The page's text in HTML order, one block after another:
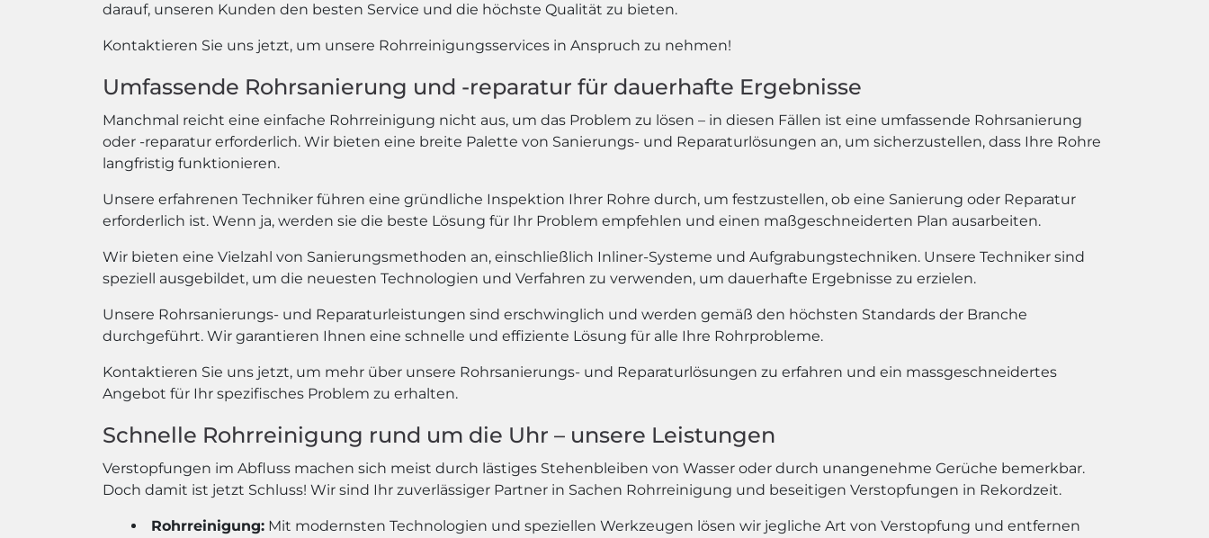
darauf, unseren Kunden den besten Service und die höchste Qualität zu bieten.
Kontaktieren Sie uns jetzt, um unsere Rohrreinigungsservices in Anspruch zu nehmen!
Umfassende Rohrsanierung und -reparatur für dauerhafte Ergebnisse
Manchmal reicht eine einfache Rohrreinigung nicht aus, um das Problem zu lösen – in diesen Fällen ist eine umfassende Rohrsanierung
oder -reparatur erforderlich. Wir bieten eine breite Palette von Sanierungs- und Reparaturlösungen an, um sicherzustellen, dass Ihre Rohre
langfristig funktionieren.
Unsere erfahrenen Techniker führen eine gründliche Inspektion Ihrer Rohre durch, um festzustellen, ob eine Sanierung oder Reparatur
erforderlich ist. Wenn ja, werden sie die beste Lösung für Ihr Problem empfehlen und einen maßgeschneiderten Plan ausarbeiten.
Wir bieten eine Vielzahl von Sanierungsmethoden an, einschließlich Inliner-Systeme und Aufgrabungstechniken. Unsere Techniker sind
speziell ausgebildet, um die neuesten Technologien und Verfahren zu verwenden, um dauerhafte Ergebnisse zu erzielen.
Unsere Rohrsanierungs- und Reparaturleistungen sind erschwinglich und werden gemäß den höchsten Standards der Branche
durchgeführt. Wir garantieren Ihnen eine schnelle und effiziente Lösung für alle Ihre Rohrprobleme.
Kontaktieren Sie uns jetzt, um mehr über unsere Rohrsanierungs- und Reparaturlösungen zu erfahren und ein massgeschneidertes
Angebot für Ihr spezifisches Problem zu erhalten.
Schnelle Rohrreinigung rund um die Uhr – unsere Leistungen
Verstopfungen im Abfluss machen sich meist durch lästiges Stehenbleiben von Wasser oder durch unangenehme Gerüche bemerkbar.
Doch damit ist jetzt Schluss! Wir sind Ihr zuverlässiger Partner in Sachen Rohrreinigung und beseitigen Verstopfungen in Rekordzeit.
Rohrreinigung: Mit modernsten Technologien und speziellen Werkzeugen lösen wir jegliche Art von Verstopfung und entfernen